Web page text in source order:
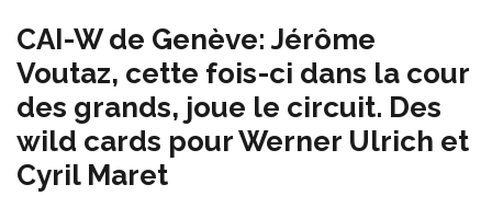
CAI-W de Genève: Jérôme
Voutaz, cette fois-ci dans la cour
des grands, joue le circuit. Des
wild cards pour Werner Ulrich et
Cyril Maret